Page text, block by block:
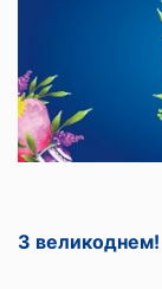
З великоднем!